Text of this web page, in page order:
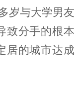
岁与大学男友
致分手的根本
居的城市达成